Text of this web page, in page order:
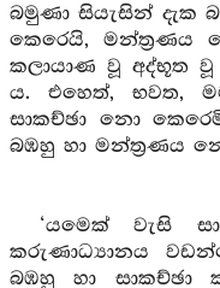
බමුණා සියැසින් දැක
කෙරෙයි, මන්ත්‍රණය
කලායාණ වූ අද්භූත
ය. එහෙත්, භවත,
සාකච්ඡා නො
බඹහු හා මන්ත්‍රණය
‘යමෙක් වැසි
කරුණාධ්‍යානය
බඹහු හා සාකච්ඡා